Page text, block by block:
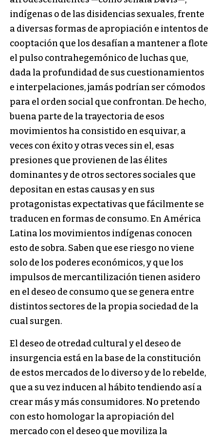
indígenas o de las disidencias sexuales, frente
a diversas formas de apropiación e intentos de
cooptación que los desafían a mantener a flote
el pulso contrahegemónico de luchas que,
dada la profundidad de sus cuestionamientos
e interpelaciones, jamás podrían ser cómodos
para el orden social que confrontan. De hecho,
buena parte de la trayectoria de esos
movimientos ha consistido en esquivar, a
veces con éxito y otras veces sin el, esas
presiones que provienen de las élites
dominantes y de otros sectores sociales que
depositan en estas causas y en sus
protagonistas expectativas que fácilmente se
traducen en formas de consumo. En América
Latina los movimientos indígenas conocen
esto de sobra. Saben que ese riesgo no viene
solo de los poderes económicos, y que los
impulsos de mercantilización tienen asidero
en el deseo de consumo que se genera entre
distintos sectores de la propia sociedad de la
cual surgen.
El deseo de otredad cultural y el deseo de
insurgencia está en la base de la constitución
de estos mercados de lo diverso y de lo rebelde,
que a su vez inducen al hábito tendiendo así a
crear más y más consumidores. No pretendo
con esto homologar la apropiación del
mercado con el deseo que moviliza la